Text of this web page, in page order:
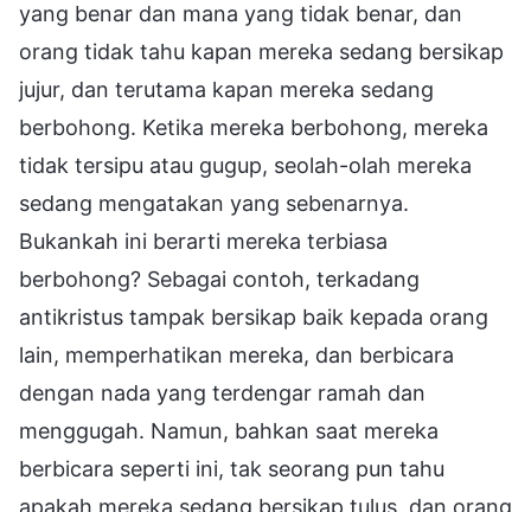
yang benar dan mana yang tidak benar, dan
orang tidak tahu kapan mereka sedang bersikap
jujur, dan terutama kapan mereka sedang
berbohong. Ketika mereka berbohong, mereka
tidak tersipu atau gugup, seolah-olah mereka
sedang mengatakan yang sebenarnya.
Bukankah ini berarti mereka terbiasa
berbohong? Sebagai contoh, terkadang
antikristus tampak bersikap baik kepada orang
lain, memperhatikan mereka, dan berbicara
dengan nada yang terdengar ramah dan
menggugah. Namun, bahkan saat mereka
berbicara seperti ini, tak seorang pun tahu
apakah mereka sedang bersikap tulus, dan orang